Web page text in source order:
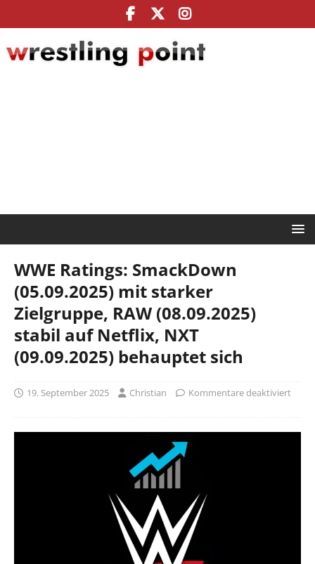
WWE Ratings: SmackDown
(05.09.2025) mit starker
Zielgruppe, RAW (08.09.2025)
stabil auf Netflix, NXT
(09.09.2025) behauptet sich
19. September 2025 Christian Kommentare deaktiviert